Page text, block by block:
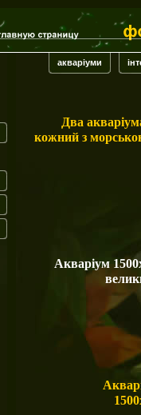
акваріуми
Два
кожний з
Акваріум